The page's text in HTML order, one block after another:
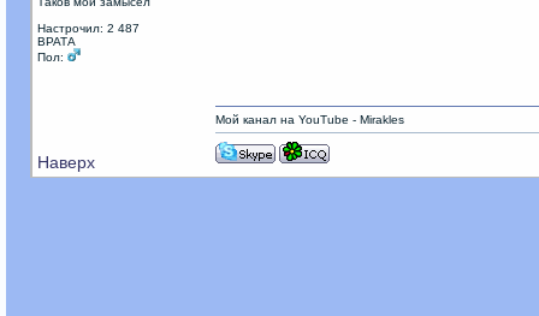
Настрочил: 2 487
ВРАТА
Пол:
Наверх
Мой канал на YouTube - Mirakles